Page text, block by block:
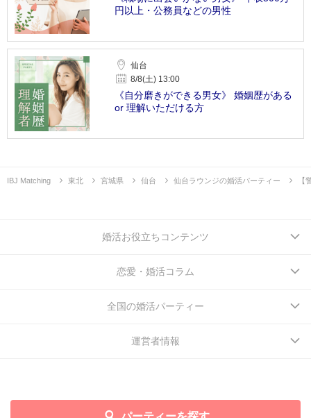
円以上・公務員などの男性
仙台
8/8(土) 13:00
《自分磨きができる男女》 婚姻歴がある
or 理解いただける方
IBJ Matching 東北 宮城県 仙台 仙台ラウンジの婚活パーティー 【
婚活お役立ちコンテンツ
恋愛・婚活コラム
全国の婚活パーティー
運営者情報